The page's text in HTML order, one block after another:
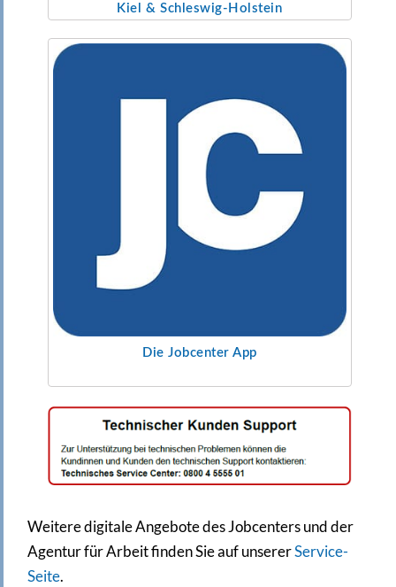
Kiel & Schleswig-Holstein
Die Jobcenter App
Weitere digitale Angebote des Jobcenters und der
Agentur für Arbeit finden Sie auf unsererService-
Seite.